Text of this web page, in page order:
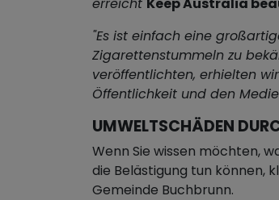
"Es ist einfach eine
Zigarettenstummeln zu
veröffentlichten, erhielten
Öffentlichkeit und den
UMWELTSCHÄDEN
Wenn Sie wissen möchten,
die Belästigung tun können,
Gemeinde Buchbrunn.